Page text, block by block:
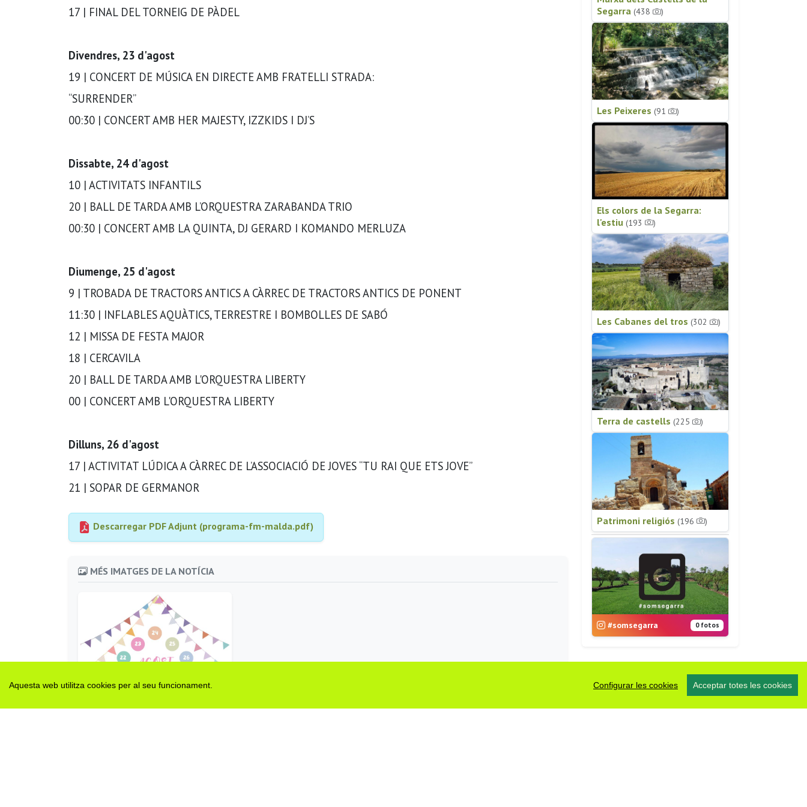
Aquesta web utilitza cookies per al seu funcionament. Configurar les cookies Acceptar totes les cookies
17 | FINAL DEL TORNEIG DE PÀDEL
Divendres, 23 d'agost
19 | CONCERT DE MÚSICA EN DIRECTE AMB FRATELLI STRADA:
“SURRENDER”
00:30 | CONCERT AMB HER MAJESTY, IZZKIDS I DJ’S
Dissabte, 24 d'agost
10 | ACTIVITATS INFANTILS
20 | BALL DE TARDA AMB L’ORQUESTRA ZARABANDA TRIO
00:30 | CONCERT AMB LA QUINTA, DJ GERARD I KOMANDO MERLUZA
Diumenge, 25 d'agost
9 | TROBADA DE TRACTORS ANTICS A CÀRREC DE TRACTORS ANTICS DE PONENT
11:30 | INFLABLES AQUÀTICS, TERRESTRE I BOMBOLLES DE SABÓ
12 | MISSA DE FESTA MAJOR
18 | CERCAVILA
20 | BALL DE TARDA AMB L'ORQUESTRA LIBERTY
00 | CONCERT AMB L'ORQUESTRA LIBERTY
Dilluns, 26 d'agost
17 | ACTIVITAT LÚDICA A CÀRREC DE L’ASSOCIACIÓ DE JOVES “TU RAI QUE ETS JOVE”
21 | SOPAR DE GERMANOR
Descarregar PDF Adjunt (programa-fm-malda.pdf)
MÉS IMATGES DE LA NOTÍCIA
Segarra (438 )
Les Peixeres (91 )
Els colors de la Segarra:
l'estiu (193 )
Les Cabanes del tros (302 )
Terra de castells (225 )
Patrimoni religiós (196 )
#somsegarra 0 fotos